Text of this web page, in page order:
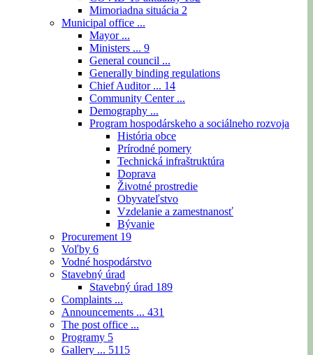
Mimoriadna situácia 2
Municipal office ...
Mayor ...
Ministers ... 9
General council ...
Generally binding regulations
Chief Auditor ... 14
Community Center ...
Demography ...
Program hospodárskeho a sociálneho rozvoja
História obce
Prírodné pomery
Technická infraštruktúra
Doprava
Životné prostredie
Obyvateľstvo
Vzdelanie a zamestnanosť
Bývanie
Procurement 19
Voľby 6
Vodné hospodárstvo
Stavebný úrad
Stavebný úrad 189
Complaints ...
Announcements ... 431
The post office ...
Programy 5
Gallery ... 5115